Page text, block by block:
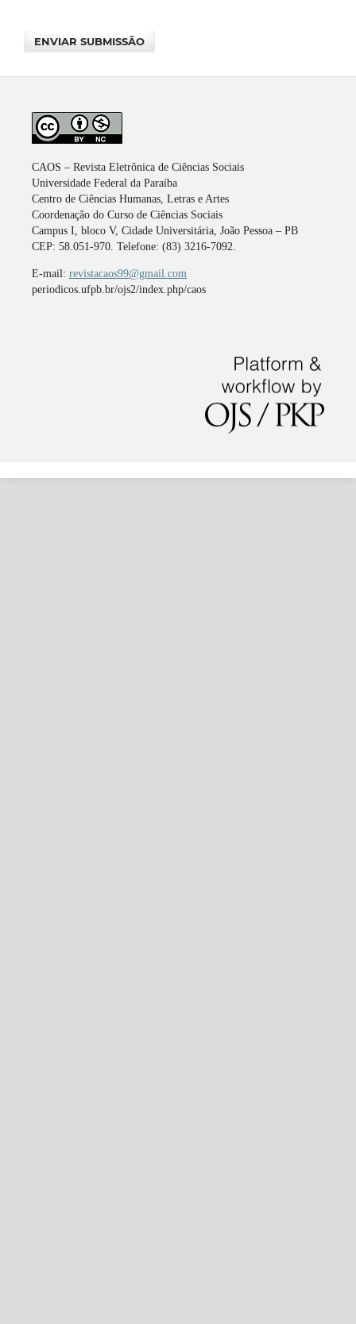
ENVIAR SUBMISSÃO
CAOS – Revista Eletrônica de Ciências Sociais
Universidade Federal da Paraíba
Centro de Ciências Humanas, Letras e Artes
Coordenação do Curso de Ciências Sociais
Campus I, bloco V, Cidade Universitária, João Pessoa – PB
CEP: 58.051-970. Telefone: (83) 3216-7092.
E-mail: revistacaos99@gmail.com
periodicos.ufpb.br/ojs2/index.php/caos